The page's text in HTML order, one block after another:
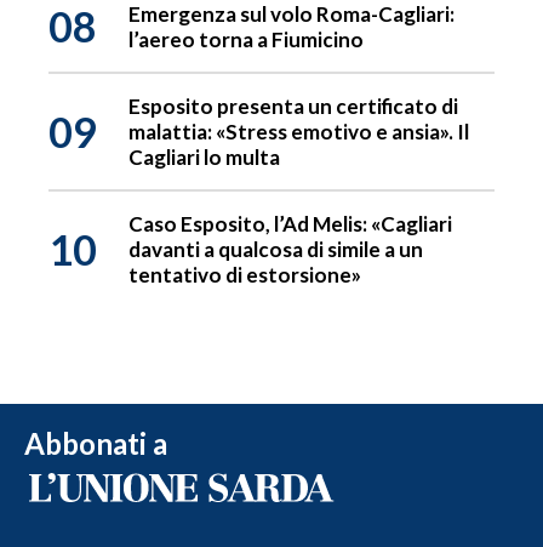
08
Emergenza sul volo Roma-Cagliari:
l’aereo torna a Fiumicino
09
Esposito presenta un certificato di
malattia: «Stress emotivo e ansia». Il
Cagliari lo multa
10
Caso Esposito, l’Ad Melis: «Cagliari
davanti a qualcosa di simile a un
tentativo di estorsione»
Abbonati a